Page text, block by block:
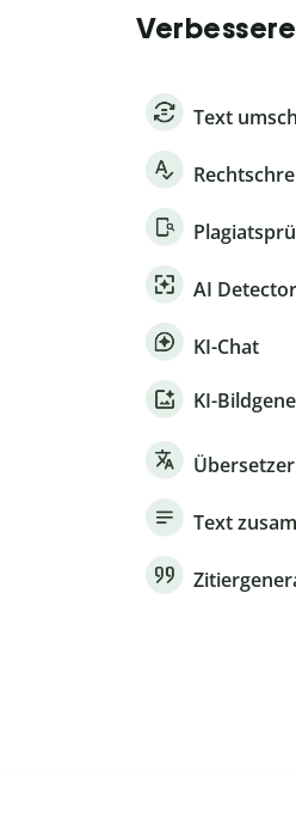
Text
AI Detector
KI-Chat
KI-
Übersetzer
Text